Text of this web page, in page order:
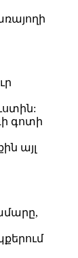
գոտի
այլ